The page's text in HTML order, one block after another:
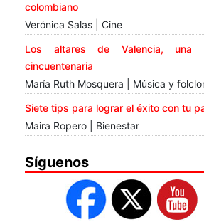
colombiano
Verónica Salas | Cine
Los altares de Valencia, una
cincuentenaria
María Ruth Mosquera | Música y
Siete tips para lograr el éxito con tu
Maira Ropero | Bienestar
Síguenos